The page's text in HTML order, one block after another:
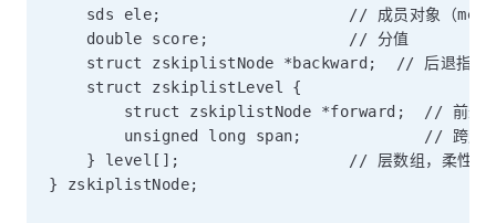
sds ele;                    // 成员对象（
    double score;               // 分值
struct zskiplistNode *backward;  // 后退指针
    struct zskiplistLevel {
struct zskiplistNode *forward;  // 前进
unsigned long span;             // 跨度（
} level[];                  // 层数组，柔性数
} zskiplistNode;